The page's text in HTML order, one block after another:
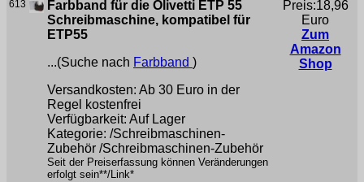
613
Farbband für die Olivetti ETP 55
Schreibmaschine, kompatibel für
ETP55
...(Suche nach Farbband )
Versandkosten: Ab 30 Euro in der
Regel kostenfrei
Verfügbarkeit: Auf Lager
Kategorie: /Schreibmaschinen-
Zubehör /Schreibmaschinen-Zubehör
Seit der Preiserfassung können Veränderungen
erfolgt sein**/Link*
Preis:18,96
Euro
Zum
Amazon
Shop